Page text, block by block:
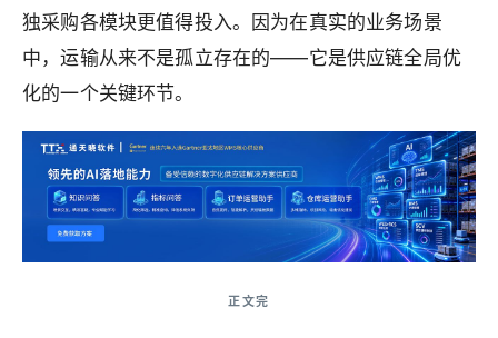
独采购各模块更值得投入。因为在真实的业务场景
中，运输从来不是孤立存在的——它是供应链全局优
化的一个关键环节。